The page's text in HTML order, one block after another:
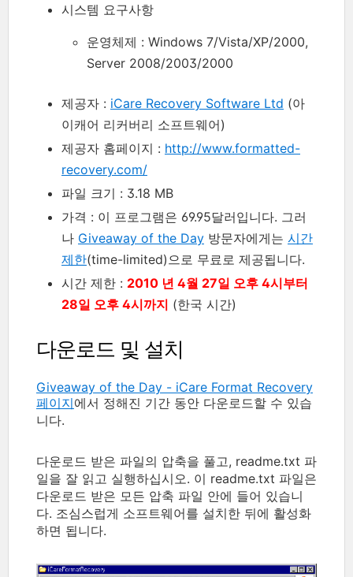
시스템 요구사항
운영체제 : Windows 7/Vista/XP/2000,
Server 2008/2003/2000
제공자 : iCare Recovery Software Ltd (아
이캐어 리커버리 소프트웨어)
제공자 홈페이지 : http://www.formatted-
recovery.com/
파일 크기 : 3.18 MB
가격 : 이 프로그램은 69.95달러입니다. 그러
나 Giveaway of the Day 방문자에게는 시간
제한(time-limited)으로 무료로 제공됩니다.
시간 제한 : 2010 년 4월 27일 오후 4시부터
28일 오후 4시까지 (한국 시간)
다운로드 및 설치
Giveaway of the Day - iCare Format Recovery
페이지에서 정해진 기간 동안 다운로드할 수 있습
니다.
다운로드 받은 파일의 압축을 풀고, readme.txt 파
일을 잘 읽고 실행하십시오. 이 readme.txt 파일은
다운로드 받은 모든 압축 파일 안에 들어 있습니
다. 조심스럽게 소프트웨어를 설치한 뒤에 활성화
하면 됩니다.